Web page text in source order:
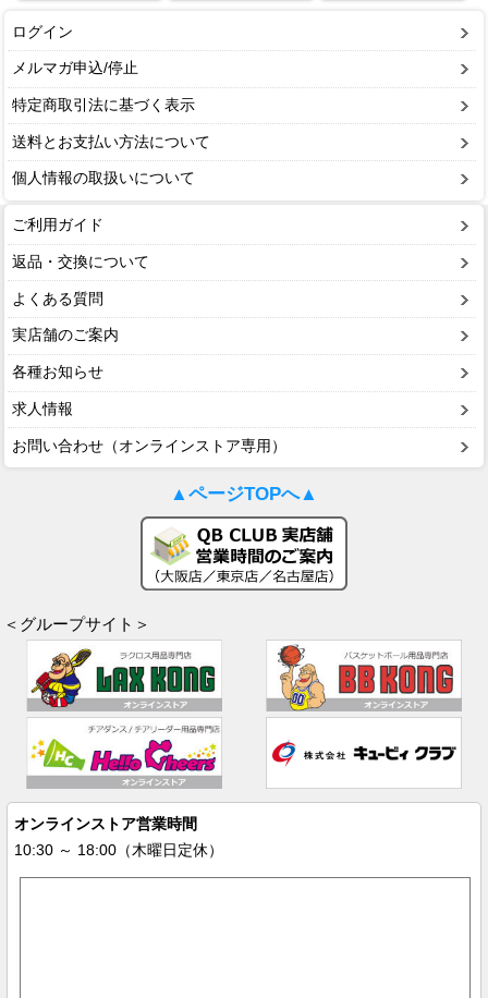
ログイン
メルマガ申込/停止
特定商取引法に基づく表示
送料とお支払い方法について
個人情報の取扱いについて
ご利用ガイド
返品・交換について
よくある質問
実店舗のご案内
各種お知らせ
求人情報
お問い合わせ（オンラインストア専用）
▲ページTOPへ▲
＜グループサイト＞
オンラインストア営業時間
10:30 ～ 18:00（木曜日定休）